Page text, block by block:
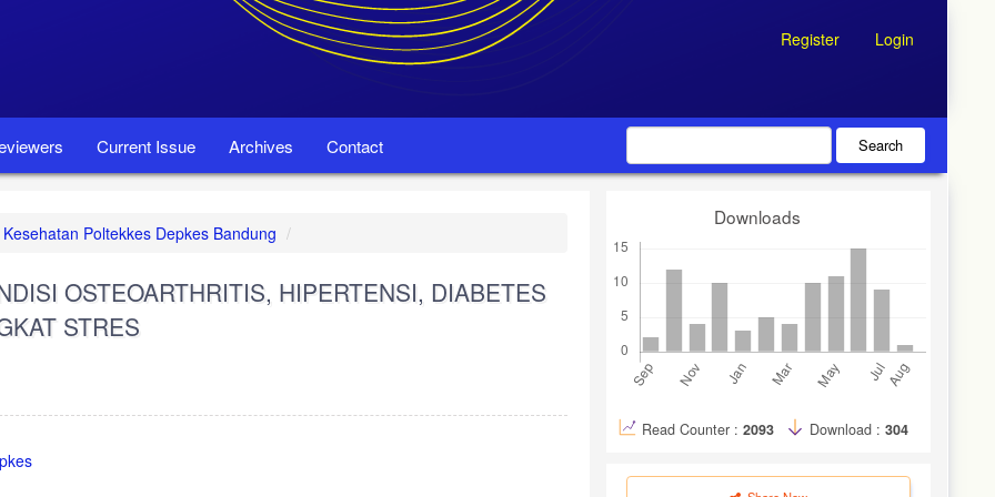
Register Login
Current Issue Archives Contact Search
Poltekkes Depkes Bandung
OSTEOARTHRITIS, HIPERTENSI, DIABETES
STRES
Downloads
Read Counter : 2093 Download : 304